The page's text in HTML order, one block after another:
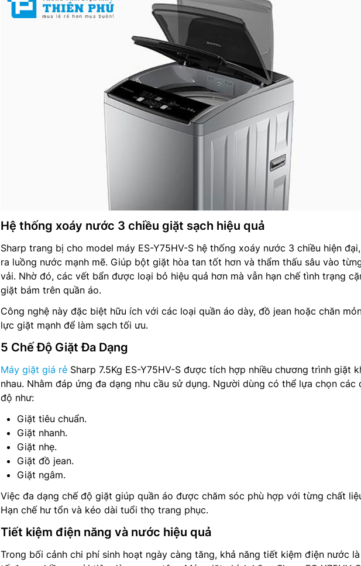
Hệ thống xoáy nước 3 chiều giặt sạch hiệu quả
Sharp trang bị cho model máy ES-Y75HV-S hệ thống xoáy nước 3 chiều hiện
ra luồng nước mạnh mẽ. Giúp bột giặt hòa tan tốt hơn và thẩm thấu sâu vào
vải. Nhờ đó, các vết bẩn được loại bỏ hiệu quả hơn mà vẫn hạn chế tình trạng
giặt bám trên quần áo.
Công nghệ này đặc biệt hữu ích với các loại quần áo dày, đồ jean hoặc chăn
lực giặt mạnh để làm sạch tối ưu.
5 Chế Độ Giặt Đa Dạng
Máy giặt giá rẻ Sharp 7.5Kg ES-Y75HV-S được tích hợp nhiều chương trình giặt
nhau. Nhằm đáp ứng đa dạng nhu cầu sử dụng. Người dùng có thể lựa chọn các
độ như:
Giặt tiêu chuẩn.
Giặt nhanh.
Giặt nhẹ.
Giặt đồ jean.
Giặt ngâm.
Việc đa dạng chế độ giặt giúp quần áo được chăm sóc phù hợp với từng chất
Hạn chế hư tổn và kéo dài tuổi thọ trang phục.
Tiết kiệm điện năng và nước hiệu quả
Trong bối cảnh chi phí sinh hoạt ngày càng tăng, khả năng tiết kiệm điện nước